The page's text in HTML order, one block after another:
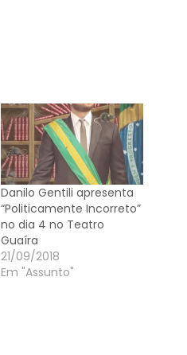
Danilo Gentili apresenta
“Politicamente Incorreto”
no dia 4 no Teatro
Guaíra
21/09/2018
Em "Assunto"